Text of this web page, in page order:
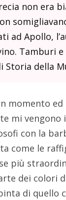
non era
ad Apollo,
Tamburi
Storia della
momento ed
mi
con la
come le
più
dei colori
di quello